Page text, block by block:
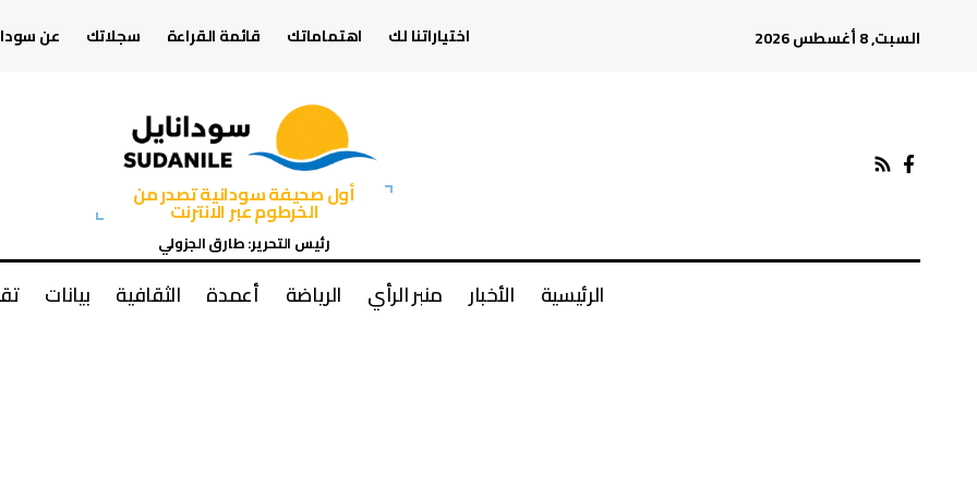
السبت, 8 أغسطس 2026 اختياراتنا لك اهتماماتك قائمة القراءة سجلاتك عن
أول صحيفة سودانية تصدر من
الخرطوم عبر الانترنت
رئيس التحرير: طارق الجزولي
الرئيسية الأخبار منبر الرأي الرياضة أعمدة الثقافية بيانات